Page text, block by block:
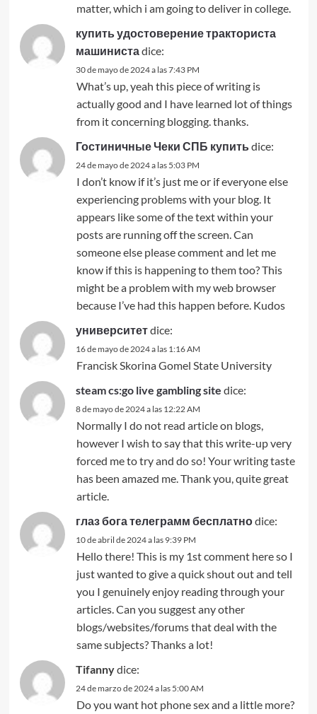
matter, which i am going to deliver in college.
купить удостоверение тракториста
машинистаdice:
30 de mayo de 2024 a las 7:43 PM
What’s up, yeah this piece of writing is
actually good and I have learned lot of things
from it concerning blogging. thanks.
Гостиничные Чеки СПБ купить dice:
24 de mayo de 2024 a las 5:03 PM
I don’t know if it’s just me or if everyone else
experiencing problems with your blog. It
appears like some of the text within your
posts are running off the screen. Can
someone else please comment and let me
know if this is happening to them too? This
might be a problem with my web browser
because I’ve had this happen before. Kudos
университетdice:
16 de mayo de 2024 a las 1:16 AM
Francisk Skorina Gomel State University
steam cs:go live gambling site dice:
8 de mayo de 2024 a las 12:22 AM
Normally I do not read article on blogs,
however I wish to say that this write-up very
forced me to try and do so! Your writing taste
has been amazed me. Thank you, quite great
article.
глаз бога телеграмм бесплатноdice:
10 de abril de 2024 a las 9:39 PM
Hello there! This is my 1st comment here so I
just wanted to give a quick shout out and tell
you I genuinely enjoy reading through your
articles. Can you suggest any other
blogs/websites/forums that deal with the
same subjects? Thanks a lot!
Tifannydice:
24 de marzo de 2024 a las 5:00 AM
Do you want hot phone sex and a little more?